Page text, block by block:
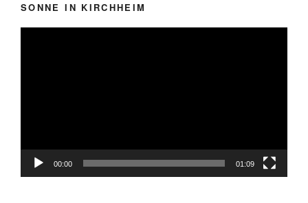
SONNE IN KIRCHHEIM
00:00 01:09